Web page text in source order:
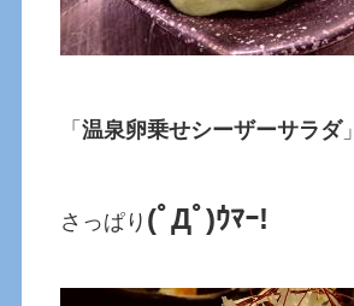
「温泉卵乗せシーザーサラダ」
さっぱり (ﾟДﾟ)ｳﾏｰ!